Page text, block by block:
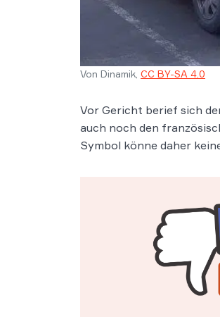
Von Dinamik, CC BY-SA 4.0
Vor Gericht berief sich
auch noch den
Symbol könne daher